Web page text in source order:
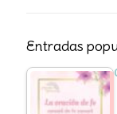
Entradas